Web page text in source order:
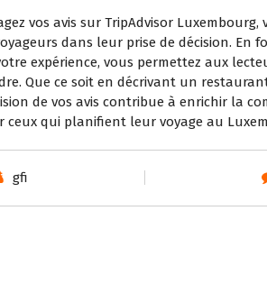
vos avis sur TripAdvisor
dans leur prise de décision. En
expérience, vous permettez aux
Que ce soit en décrivant un
de vos avis contribue à enrichir la
ceux qui planifient leur voyage au
gfi